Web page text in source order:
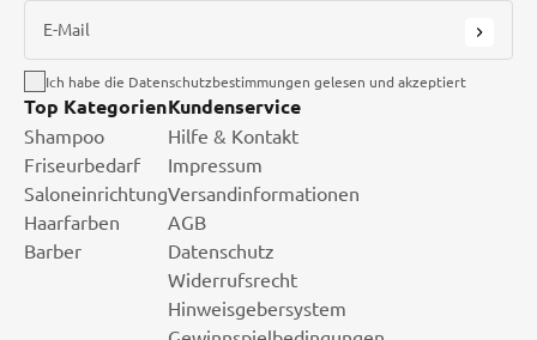
E-Mail
Ich habe die Datenschutzbestimmungen gelesen und akzeptiert
Top Kategorien
Shampoo
Friseurbedarf
Saloneinrichtung
Haarfarben
Barber
Kundenservice
Hilfe & Kontakt
Impressum
Versandinformationen
AGB
Datenschutz
Widerrufsrecht
Hinweisgebersystem